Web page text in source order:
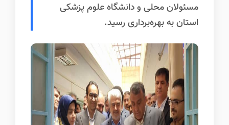
مسئولان محلی و دانشگاه علوم پزشکی
استان به بهره‌برداری رسید.